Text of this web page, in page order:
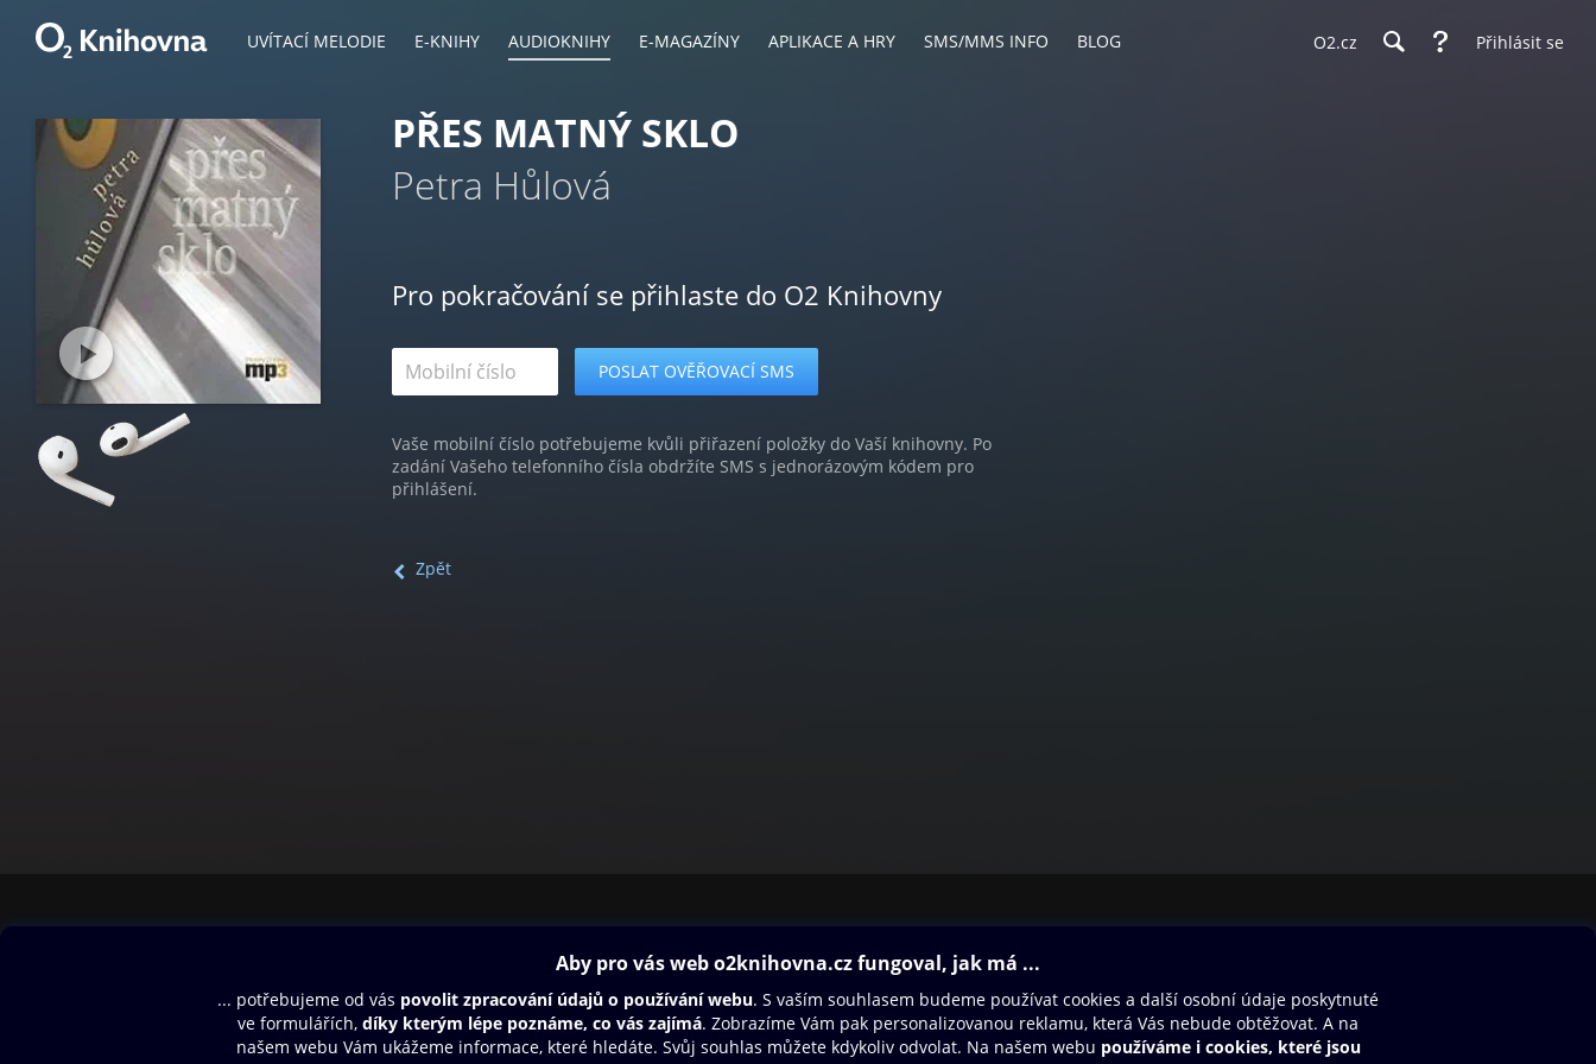
UVÍTACÍ MELODIE E-KNIHY AUDIOKNIHY E-MAGAZÍNY APLIKACE A HRY SMS/MMS INFO BLOG O2.cz Přihlásit se
PŘES MATNÝ SKLO
Petra Hůlová
Pro pokračování se přihlaste do O2 Knihovny
Vaše mobilní číslo potřebujeme kvůli přiřazení položky do Vaší knihovny. Po
zadání Vašeho telefonního čísla obdržíte SMS s jednorázovým kódem pro
přihlášení.
Zpět
Aplikace a hry
SMS/MMS Info
Blog
Dárkový poukaz
Nápověda
Oneplay Originály
Sport